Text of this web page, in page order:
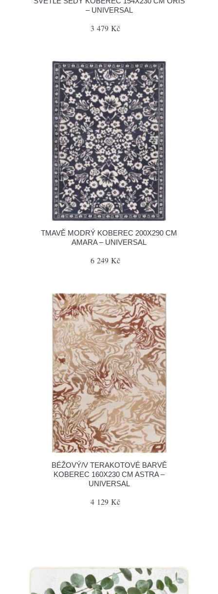
– UNIVERSAL
3 479 Kč
TMAVĚ MODRÝ KOBEREC 200X290 CM
AMARA – UNIVERSAL
6 249 Kč
BÉŽOVÝ/V TERAKOTOVÉ BARVĚ
KOBEREC 160X230 CM ASTRA –
UNIVERSAL
4 129 Kč